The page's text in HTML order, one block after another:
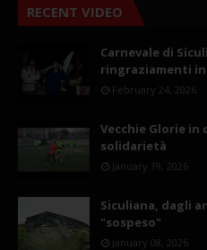
RECENT VIDEO
Carnevale di
ringraziamenti
February 24, 2026
Vecchie Glorie in
solidarietà
January 19, 2026
Siculiana, dagli
"sospeso"
January 08, 2026